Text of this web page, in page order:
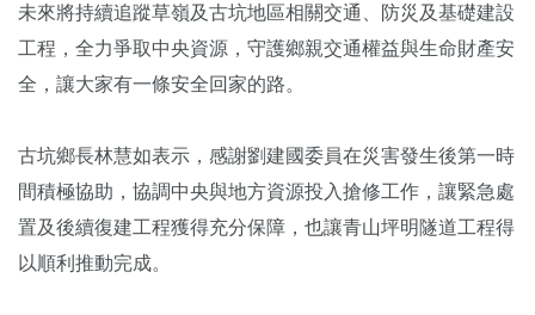
未來將持續追蹤草嶺及古坑地區相關交通、防災及基礎建設
工程，全力爭取中央資源，守護鄉親交通權益與生命財產安
全，讓大家有一條安全回家的路。
古坑鄉長林慧如表示，感謝劉建國委員在災害發生後第一時
間積極協助，協調中央與地方資源投入搶修工作，讓緊急處
置及後續復建工程獲得充分保障，也讓青山坪明隧道工程得
以順利推動完成。